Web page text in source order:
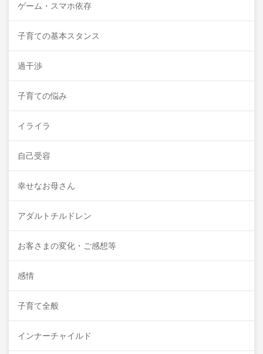
ゲーム・スマホ依存
子育ての基本スタンス
過干渉
子育ての悩み
イライラ
自己受容
幸せなお母さん
アダルトチルドレン
お客さまの変化・ご感想等
感情
子育て全般
インナーチャイルド